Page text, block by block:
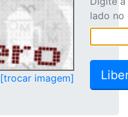
[trocar imagem]
lado no